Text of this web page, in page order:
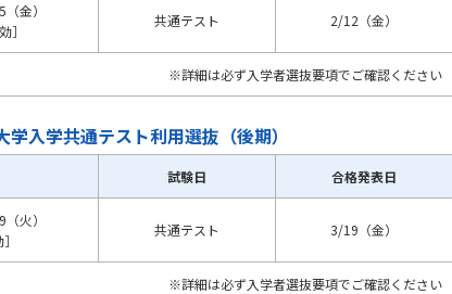
金）
］
共通テスト 2/12（金）
※詳細は必ず入学者選抜要項でご確認ください
学入学共通テスト利用選抜（後期）
試験日 合格発表日
火）
共通テスト 3/19（金）
※詳細は必ず入学者選抜要項でご確認ください